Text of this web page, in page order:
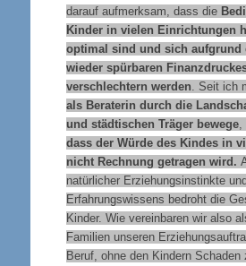
darauf aufmerksam, dass die
Kinder in vielen Einrichtungen
optimal sind und sich aufgrund
wieder spürbaren
verschlechtern werden . Seit ich
als Beraterin durch die
und städtischen Träger bewege,
dass der Würde des Kindes in
nicht Rechnung getragen wird.
natürlicher Erziehungsinstinkte
Erfahrungswissens bedroht die
Kinder. Wie vereinbaren wir also
Familien unseren
Beruf, ohne den Kindern